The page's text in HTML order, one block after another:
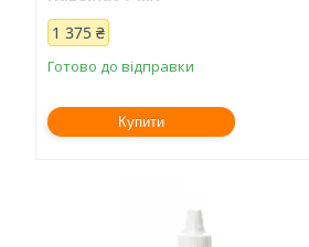
1 375 ₴
Готово до відправки
Купити